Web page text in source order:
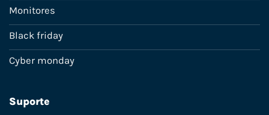
Monitores
Black friday
Cyber monday
Suporte